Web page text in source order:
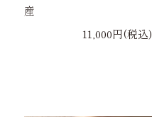
産
11,000円(税込)